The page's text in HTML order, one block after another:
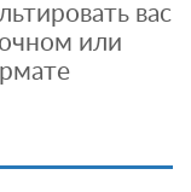
вас
или